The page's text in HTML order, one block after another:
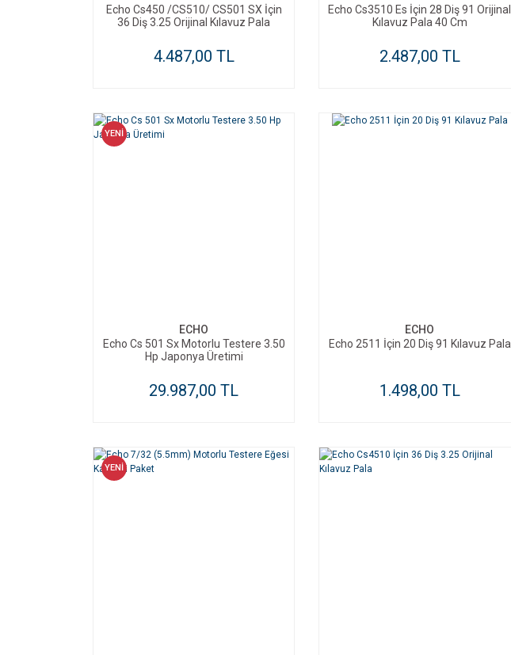
Echo Cs450 /CS510/ CS501 SX İçin
36 Diş 3.25 Orijinal Kılavuz Pala
4.487,00 TL
Echo Cs3510 Es İçin 28 Diş 91 Orijinal
Kılavuz Pala 40 Cm
2.487,00 TL
YENİ
ECHO
Echo Cs 501 Sx Motorlu Testere 3.50
Hp Japonya Üretimi
29.987,00 TL
ECHO
Echo 2511 İçin 20 Diş 91 Kılavuz Pala
1.498,00 TL
YENİ